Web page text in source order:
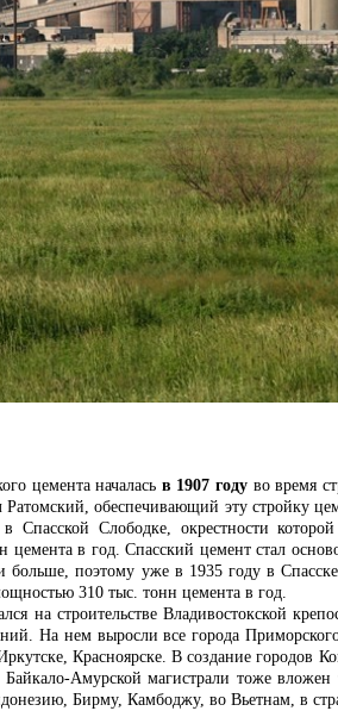
цемента началась в 1907 году во время
обеспечивающий эту стройку
Слободке, окрестности
цемента в год. Спасский цемент стал
больше, поэтому уже в 1935 году в
310 тыс. тонн цемента в год.
строительстве Владивостокской
На нем выросли все города Приморского
Красноярске. В создание городов
Байкало-Амурской магистрали тоже
Бирму, Камбоджу, во Вьетнам, в